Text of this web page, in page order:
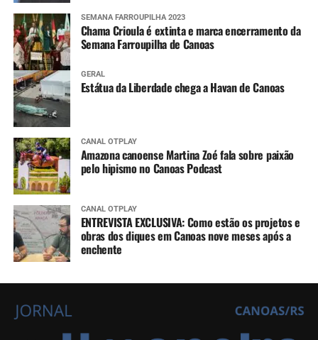
SEMANA FARROUPILHA 2023
Chama Crioula é extinta e marca encerramento da
Semana Farroupilha de Canoas
GERAL
Estátua da Liberdade chega a Havan de Canoas
CANAL OTPLAY
Amazona canoense Martina Zoé fala sobre paixão
pelo hipismo no Canoas Podcast
CANAL OTPLAY
ENTREVISTA EXCLUSIVA: Como estão os projetos e
obras dos diques em Canoas nove meses após a
enchente